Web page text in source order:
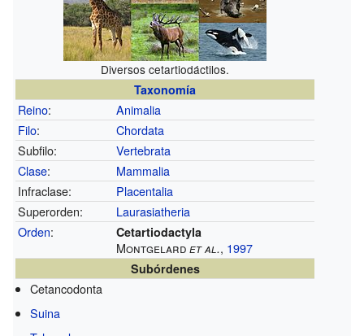
Diversos cetartiodáctilos.
Taxonomía
Reino:
Animalia
Filo:
Chordata
Subfilo:
Vertebrata
Clase:
Mammalia
Infraclase:
Placentalia
Superorden:
Laurasiatheria
Orden: Cetartiodactyla
Montgelardet al., 1997
Subórdenes
Cetancodonta
Suina